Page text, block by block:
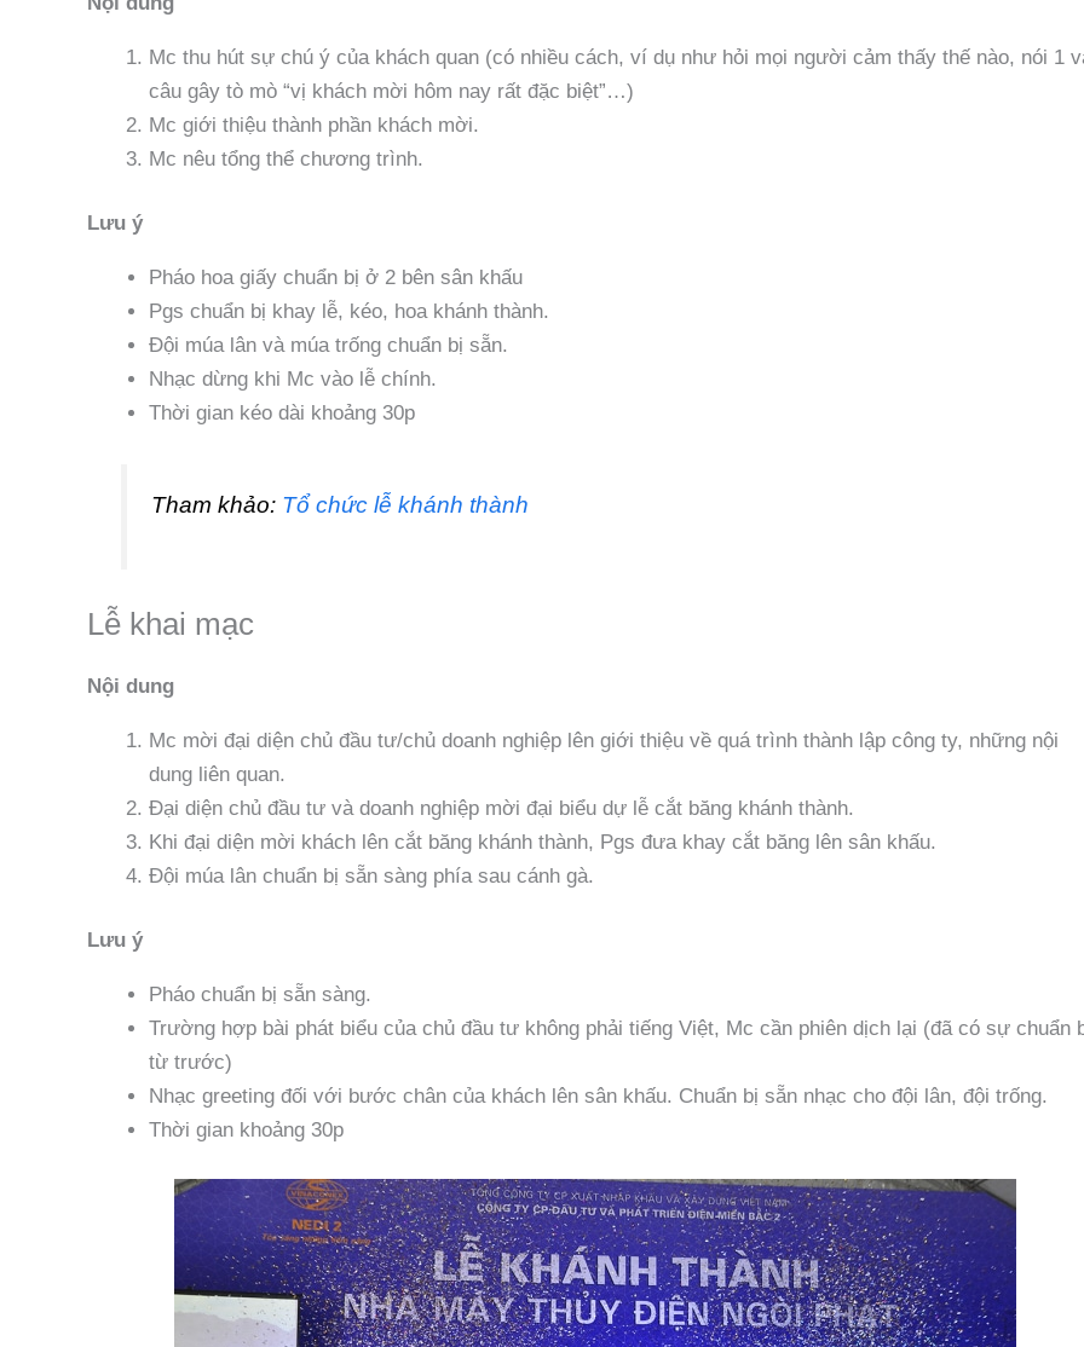
Mc thu hút sự chú ý của khách quan (có nhiều cách, ví dụ như hỏi mọi người cảm thấy thế nào, nói 1
câu gây tò mò “vị khách mời hôm nay rất đặc biệt”…)
Mc giới thiệu thành phần khách mời.
Mc nêu tổng thể chương trình.
Lưu ý
Pháo hoa giấy chuẩn bị ở 2 bên sân khấu
Pgs chuẩn bị khay lễ, kéo, hoa khánh thành.
Đội múa lân và múa trống chuẩn bị sẵn.
Nhạc dừng khi Mc vào lễ chính.
Thời gian kéo dài khoảng 30p
Tham khảo: Tổ chức lễ khánh thành
Lễ khai mạc
Nội dung
Mc mời đại diện chủ đầu tư/chủ doanh nghiệp lên giới thiệu về quá trình thành lập công ty, những nội
dung liên quan.
Đại diện chủ đầu tư và doanh nghiệp mời đại biểu dự lễ cắt băng khánh thành.
Khi đại diện mời khách lên cắt băng khánh thành, Pgs đưa khay cắt băng lên sân khấu.
Đội múa lân chuẩn bị sẵn sàng phía sau cánh gà.
Lưu ý
Pháo chuẩn bị sẵn sàng.
Trường hợp bài phát biểu của chủ đầu tư không phải tiếng Việt, Mc cần phiên dịch lại (đã có sự chuẩn
từ trước)
Nhạc greeting đối với bước chân của khách lên sân khấu. Chuẩn bị sẵn nhạc cho đội lân, đội trống.
Thời gian khoảng 30p